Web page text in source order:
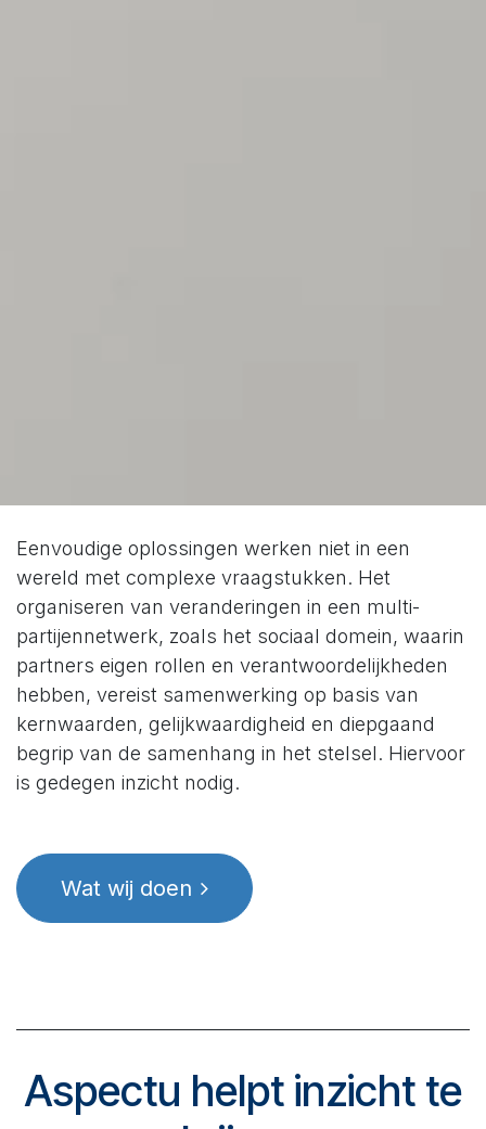
Eenvoudige oplossingen werken niet in een
wereld met complexe vraagstukken. Het
organiseren van veranderingen in een multi-
partijennetwerk, zoals het sociaal domein, waarin
partners eigen rollen en verantwoordelijkheden
hebben, vereist samenwerking op basis van
kernwaarden, gelijkwaardigheid en diepgaand
begrip van de samenhang in het stelsel. Hiervoor
is gedegen inzicht nodig.
Wat wij doen
Aspectu helpt inzicht te